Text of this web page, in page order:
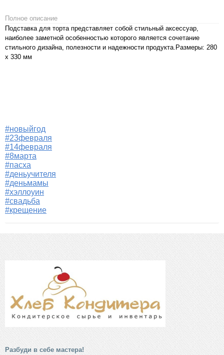
Полное описание
Подставка для торта представляет собой стильный аксессуар,
наиболее заметной особенностью которого является сочетание
стильного дизайна, полезности и надежности продукта.Размеры: 280
x 330 мм
#новыйгод
#23февраля
#14февраля
#8марта
#пасха
#деньучителя
#деньмамы
#хэллоуин
#свадьба
#крещение
Разбуди в себе мастера!